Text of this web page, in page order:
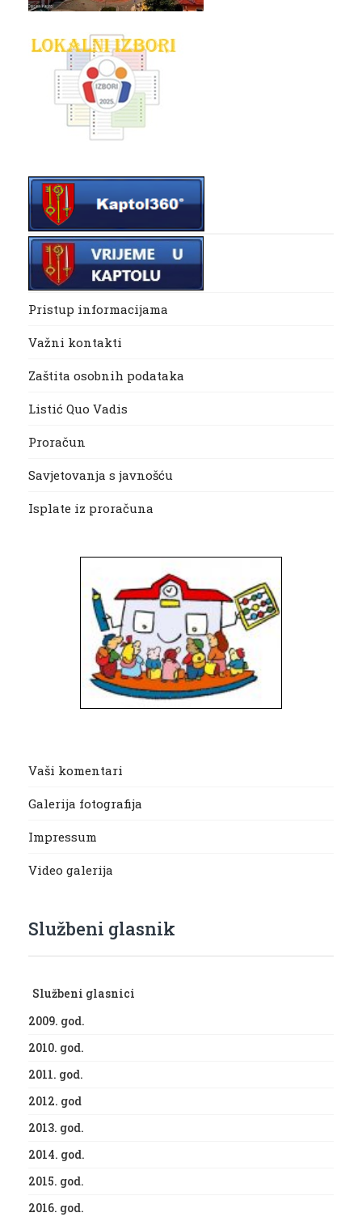
Pristup informacijama
Važni kontakti
Zaštita osobnih podataka
Listić Quo Vadis
Proračun
Savjetovanja s javnošću
Isplate iz proračuna
Vaši komentari
Galerija fotografija
Impressum
Video galerija
Službeni glasnik
Službeni glasnici
2009. god.
2010. god.
2011. god.
2012. god
2013. god.
2014. god.
2015. god.
2016. god.